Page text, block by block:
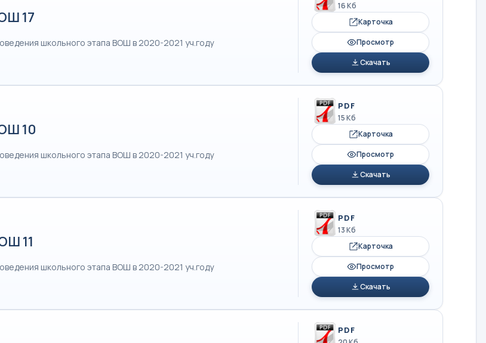
17
школьного этапа ВОШ в 2020-2021 уч.году
16 Кб
Карточка
Просмотр
Скачать
10
школьного этапа ВОШ в 2020-2021 уч.году
PDF
15 Кб
Карточка
Просмотр
Скачать
11
школьного этапа ВОШ в 2020-2021 уч.году
PDF
13 Кб
Карточка
Просмотр
Скачать
PDF